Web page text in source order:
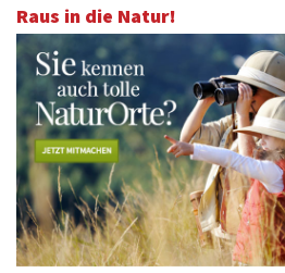
Raus in die Natur!